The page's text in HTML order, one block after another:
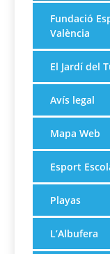
Fundació
València
El Jardí del
Avís legal
Mapa Web
Esport
Playas
L’Albufera